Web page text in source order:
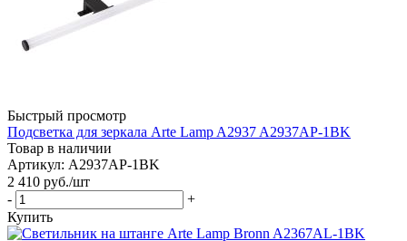
Быстрый просмотр
Подсветка для зеркала Arte Lamp A2937 A2937AP-1BK
Товар в наличии
Артикул: A2937AP-1BK
2 410 руб./шт
-
+
Купить